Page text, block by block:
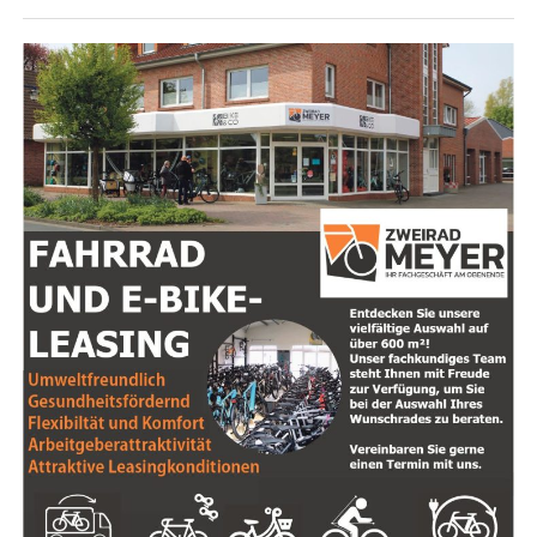
Mys­ti­sche Tra­di­tio­nen: Erhal­te Ein­bli­cke in ver­
schie­de­ne spi­ri­tu­el­le Leh­ren, von Scha­ma­nis­mus
bis zur Kab­ba­la. Ent­de­cke, wie unter­schied­li­che
Kul­tu­ren Spi­ri­tua­li­tät inter­pre­tie­ren und wel­che
Prak­ti­ken dir neue Per­spek­ti­ven bie­ten können.
Selbst­ent­wick­lung
: Lass dich von Tipps zur För­
de­rung von per­sön­li­chem Wachs­tum und Selbst­
be­wusst­sein inspi­rie­ren. Ler­ne, wie du nega­ti­ve
Glau­bens­sät­ze trans­for­mie­ren und dei­ne Zie­le
mit mehr Klar­heit und Zuver­sicht ver­fol­gen
kannst.
Natur­heil­kun­de: Erkun­de die Ver­bin­dun­gen zwi­
schen Spi­ri­tua­li­tät und Gesund­heit, ein­schließ­
lich Heil­kräu­tern und alter­na­ti­ven Heil­me­tho­den.
Wich­ti­ge Erkennt­nis­se aus dem
Verbraucherschutzbericht
Im aktu­el­len Ver­brau­cher­schutz­be­richt 2023 erfah­ren
wir, dass 47 Pro­ben von Eis­wür­feln und Crus­hed Ice aus
Gas­tro­no­mie­be­trie­ben unter­sucht wur­den. Das Ergeb­
nis: In 16 die­ser Pro­ben wur­den auf­fäl­lig hohe Gehal­te
an Mikro­or­ga­nis­men fest­ge­stellt, und 6 Pro­ben wie­sen
zusätz­lich sen­so­ri­sche Auf­fäl­lig­kei­ten auf, dar­un­ter
gefähr­li­che coli­for­me Kei­me und Ente­ro­kok­ken. Die­se
hohen Wer­te deu­ten auf poten­zi­el­le Schwach­stel­len in
der Rei­ni­gung und Hygie­ne­pra­xis der Eis­wür­fel­ma­schi­
nen hin.
Der Rat des LAVES
„Erhöh­te Gehal­te an Mikro­or­ga­nis­men in Eis­wür­feln
kön­nen auf unzu­rei­chen­de Rei­ni­gung der Maschi­nen
und man­geln­de Hygie­ne hin­wei­sen“, erläu­tert Prof. Dr.